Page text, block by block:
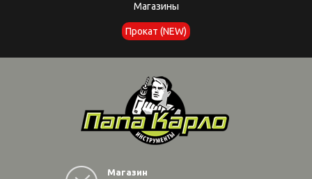
Магазины
Прокат (NEW)
Магазин